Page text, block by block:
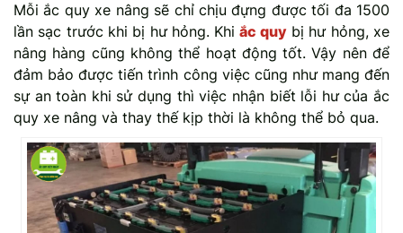
Mỗi ắc quy xe nâng sẽ chỉ chịu đựng được tối đa 1500
lần sạc trước khi bị hư hỏng. Khiắc quybị hư hỏng, xe
nâng hàng cũng không thể hoạt động tốt. Vậy nên để
đảm bảo được tiến trình công việc cũng như mang đến
sự an toàn khi sử dụng thì việc nhận biết lỗi hư của ắc
quy xe nâng và thay thế kịp thời là không thể bỏ qua.